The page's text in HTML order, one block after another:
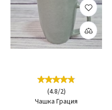
(4.8/2)
Чашка Грация